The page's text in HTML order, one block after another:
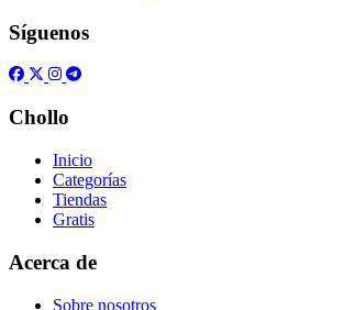
Síguenos
Chollo
Inicio
Categorías
Tiendas
Gratis
Acerca de
Sobre nosotros